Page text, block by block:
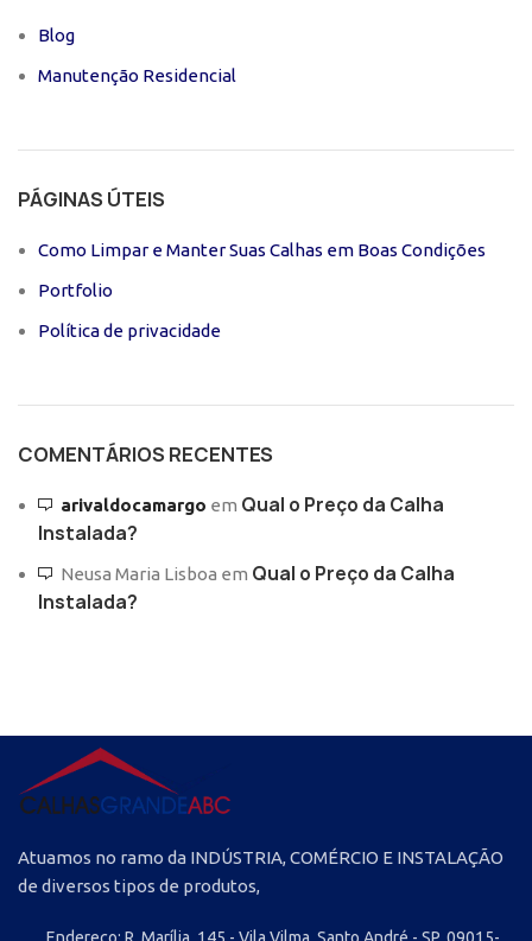
Blog
Manutenção Residencial
PÁGINAS ÚTEIS
Como Limpar e Manter Suas Calhas em Boas Condições
Portfolio
Política de privacidade
COMENTÁRIOS RECENTES
arivaldocamargo em Qual o Preço da Calha
Instalada?
Neusa Maria Lisboa em Qual o Preço da Calha
Instalada?
Atuamos no ramo da INDÚSTRIA, COMÉRCIO E INSTALAÇÃO
de diversos tipos de produtos,